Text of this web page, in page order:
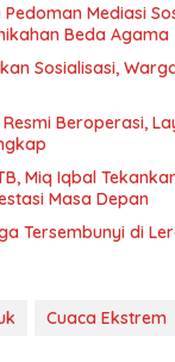
Mediasi
Beda Agama
Sosialisasi,
Beroperasi,
Miq Iqbal
Masa Depan
Tersembunyi di
Cuaca Ekstrem